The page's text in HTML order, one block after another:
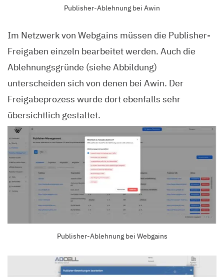
Publisher-Ablehnung bei Awin
Im Netzwerk von Webgains müssen die Publisher-
Freigaben einzeln bearbeitet werden. Auch die
Ablehnungsgründe (siehe Abbildung)
unterscheiden sich von denen bei Awin. Der
Freigabeprozess wurde dort ebenfalls sehr
übersichtlich gestaltet.
Publisher-Ablehnung bei Webgains